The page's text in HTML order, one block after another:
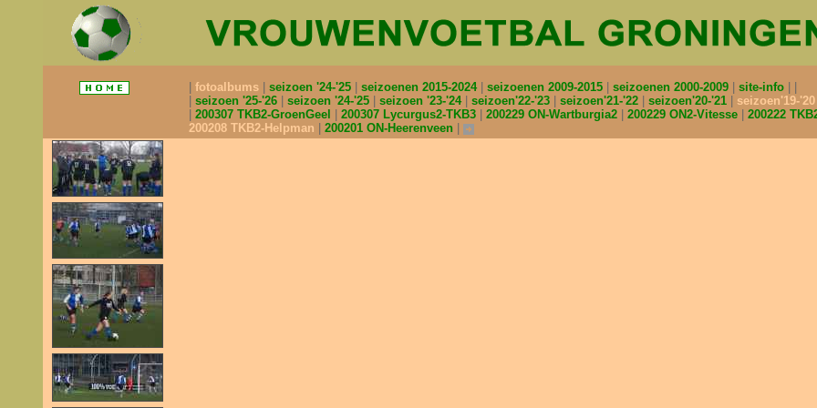
fotoalbums seizoen '24-'25 seizoenen 2015-2024 seizoenen 2009-2015 seizoenen 2000-2009
site-info
seizoen '25-'26
seizoen '24-'25 seizoen '23-'24 seizoen'22-'23 seizoen'21-'22 seizoen'20-'21
seizoen'19-
200307 TKB2-GroenGeel
200307 Lycurgus2-TKB3 200229 ON-Wartburgia2 200229 ON2-Vitesse
200222
200208 TKB2-Helpman
200201 ON-Heerenveen